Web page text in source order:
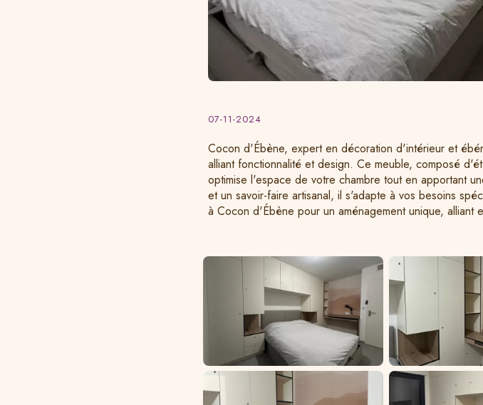
07-11-2024
Cocon d'Ébène, expert en décoration d'intérieur et
alliant fonctionnalité et design. Ce meuble, composé
optimise l'espace de votre chambre tout en apportant
et un savoir-faire artisanal, il s'adapte à vos besoins
à Cocon d'Ébène pour un aménagement unique, alliant